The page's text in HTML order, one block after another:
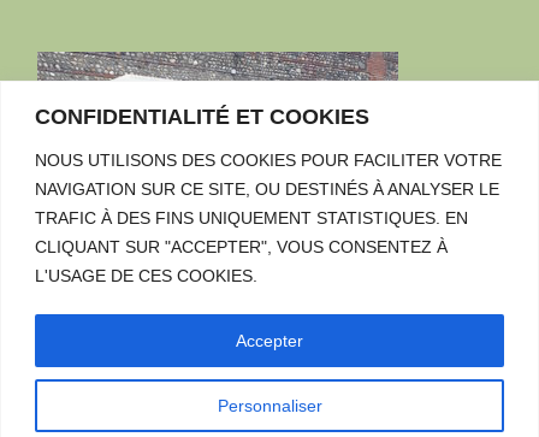
CONFIDENTIALITÉ ET COOKIES
NOUS UTILISONS DES COOKIES POUR FACILITER VOTRE
NAVIGATION SUR CE SITE, OU DESTINÉS À ANALYSER LE
TRAFIC À DES FINS UNIQUEMENT STATISTIQUES. EN
CLIQUANT SUR "ACCEPTER", VOUS CONSENTEZ À
L'USAGE DE CES COOKIES.
Personnaliser
Accepter